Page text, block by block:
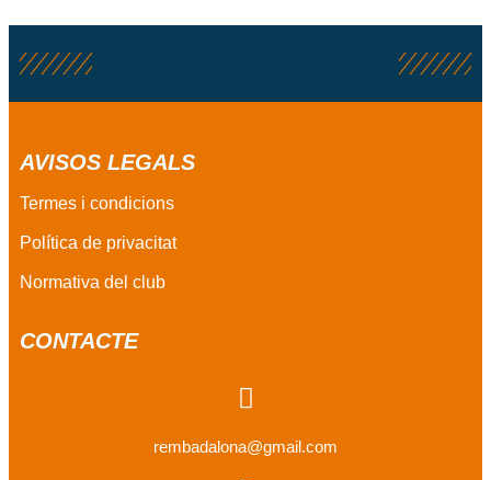
AVISOS LEGALS
Termes i condicions
Política de privacitat
Normativa del club
CONTACTE
rembadalona@gmail.com